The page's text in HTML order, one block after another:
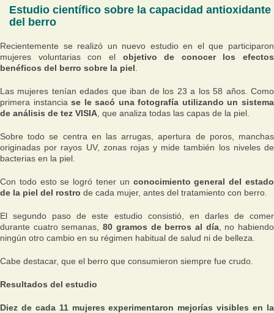
Estudio científico sobre la capacidad antioxidante
del berro
Recientemente se realizó un nuevo estudio en el que participaron
mujeres voluntarias con el objetivo de conocer los efectos
benéficos del berro sobre la piel
Las mujeres tenían edades que iban de los 23 a los 58 años. Como
primera instanciase le sacó una fotografía utilizando un sistema
de análisis de tez VISIA , que analiza todas las capas de la piel.
Sobre todo se centra en las arrugas, apertura de poros, manchas
originadas por rayos UV, zonas rojas y mide también los niveles de
bacterias en la piel.
Con todo esto se logró tener un conocimiento general del estado
de la piel del rostro de cada mujer, antes del tratamiento con berro.
El segundo paso de este estudio consistió, en darles de comer
durante cuatro semanas,80 gramos de berros al día, no habiendo
ningún otro cambio en su régimen habitual de salud ni de belleza.
Cabe destacar, que el berro que consumieron siempre fue crudo.
Resultados del estudio
Diez de cada 11 mujeres experimentaron mejorías visibles en la